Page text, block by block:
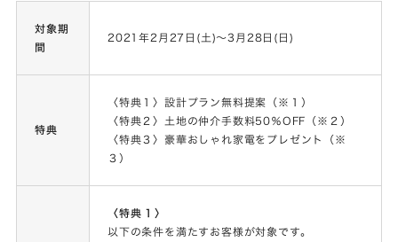
対象期
間
2021年2月27日(土)〜3月28日(日)
特典
〈特典１〉設計プラン無料提案（※１）
〈特典２〉土地の仲介手数料50％OFF（※２）
〈特典３〉豪華おしゃれ家電をプレゼント（※
３）
〈特典１〉
以下の条件を満たすお客様が対象です。